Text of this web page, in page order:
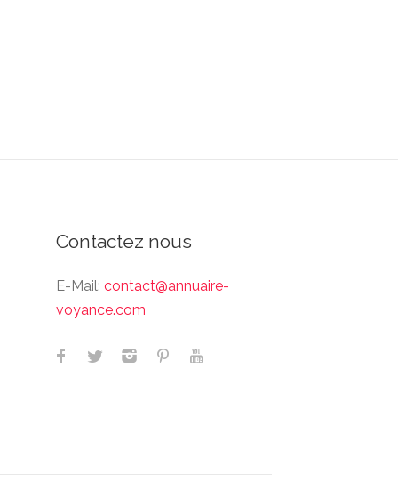
Contactez nous
E-Mail: contact@annuaire-
voyance.com